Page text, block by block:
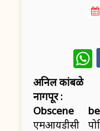
अनिल कांबळे
नागपूर :
Obscene
एमआयडीसी